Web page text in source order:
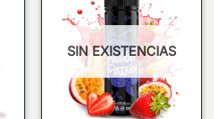
SIN EXISTENCIAS